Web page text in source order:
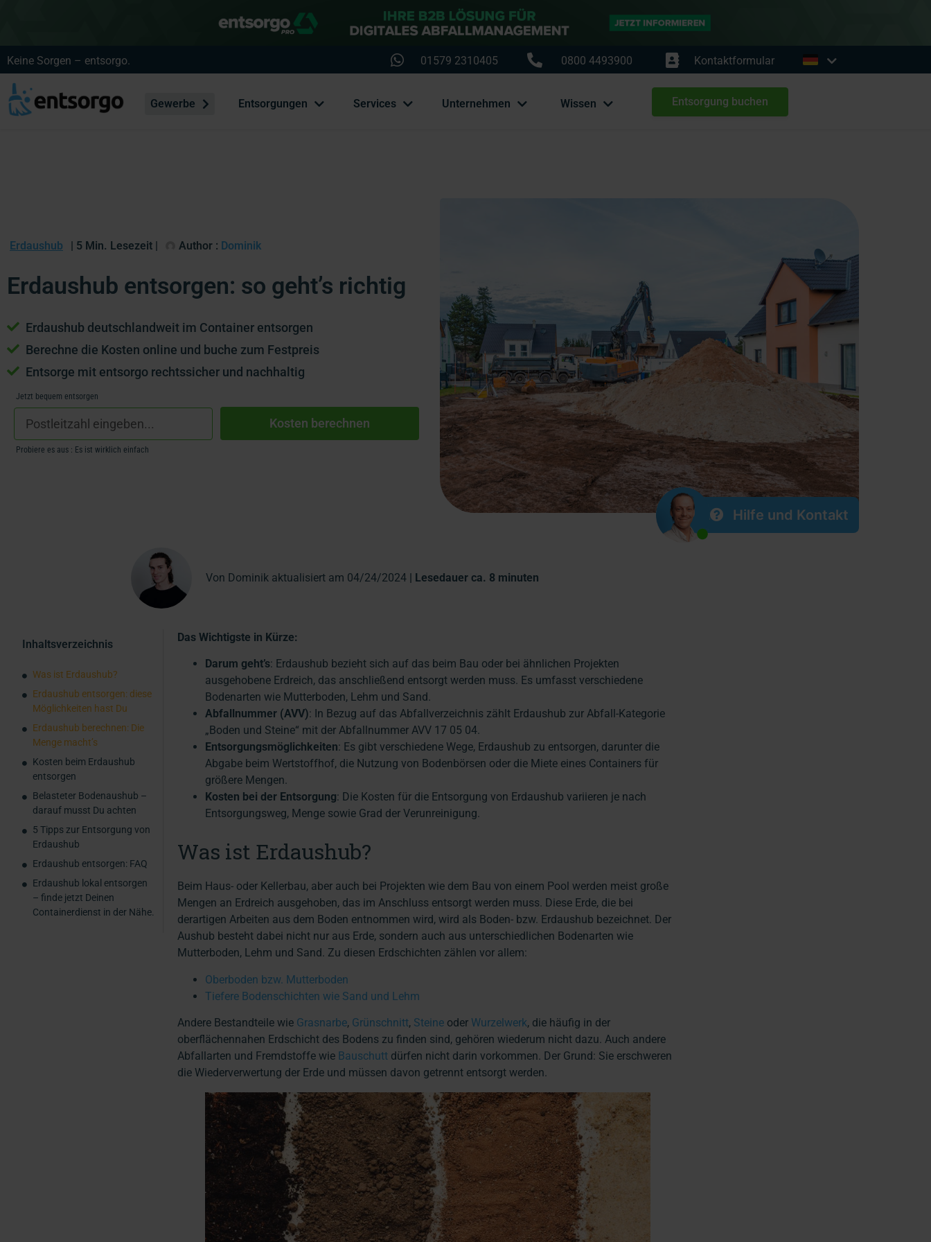
Keine Sorgen – entsorgo. 01579 2310405 0800 4493900 Kontaktformular
Gewerbe Entsorgungen Services Unternehmen Wissen Entsorgung buchen
Erdaushub | 5 Min. Lesezeit | Author : Dominik
Erdaushub entsorgen: so geht’s richtig
Erdaushub deutschlandweit im Container entsorgen
Berechne die Kosten online und buche zum Festpreis
Entsorge mit entsorgo rechtssicher und nachhaltig
Jetzt bequem entsorgen
Kosten berechnen
Probiere es aus : Es ist wirklich einfach
Hilfe und Kontakt
Von Dominik aktualisiert am 04/24/2024| Lesedauer ca. 8 minuten
Inhaltsverzeichnis
Was ist Erdaushub?
Erdaushub entsorgen: diese
Möglichkeiten hast Du
Erdaushub berechnen: Die
Menge macht’s
Kosten beim Erdaushub
entsorgen
Belasteter Bodenaushub –
darauf musst Du achten
5 Tipps zur Entsorgung von
Erdaushub
Erdaushub entsorgen: FAQ
Erdaushub lokal entsorgen
– finde jetzt Deinen
Containerdienst in der Nähe.
Das Wichtigste in Kürze:
Darum geht’s: Erdaushub bezieht sich auf das beim Bau oder bei ähnlichen Projekten
ausgehobene Erdreich, das anschließend entsorgt werden muss. Es umfasst verschiedene
Bodenarten wie Mutterboden, Lehm und Sand.
Abfallnummer (AVV): In Bezug auf das Abfallverzeichnis zählt Erdaushub zur Abfall-Kategorie
„Boden und Steine“ mit der Abfallnummer AVV 17 05 04.
Entsorgungsmöglichkeiten: Es gibt verschiedene Wege, Erdaushub zu entsorgen, darunter die
Abgabe beim Wertstoffhof, die Nutzung von Bodenbörsen oder die Miete eines Containers für
größere Mengen.
Kosten bei der Entsorgung: Die Kosten für die Entsorgung von Erdaushub variieren je nach
Entsorgungsweg, Menge sowie Grad der Verunreinigung.
Was ist Erdaushub?
Beim Haus- oder Kellerbau, aber auch bei Projekten wie dem Bau von einem Pool werden meist große
Mengen an Erdreich ausgehoben, das im Anschluss entsorgt werden muss. Diese Erde, die bei
derartigen Arbeiten aus dem Boden entnommen wird, wird als Boden- bzw. Erdaushub bezeichnet. Der
Aushub besteht dabei nicht nur aus Erde, sondern auch aus unterschiedlichen Bodenarten wie
Mutterboden, Lehm und Sand. Zu diesen Erdschichten zählen vor allem:
Oberboden bzw. Mutterboden
Tiefere Bodenschichten wie Sand und Lehm
Andere Bestandteile wie Grasnarbe, Grünschnitt, Steine oder Wurzelwerk, die häufig in der
oberflächennahen Erdschicht des Bodens zu finden sind, gehören wiederum nicht dazu. Auch andere
Abfallarten und Fremdstoffe wie Bauschutt dürfen nicht darin vorkommen. Der Grund: Sie erschweren
die Wiederverwertung der Erde und müssen davon getrennt entsorgt werden.